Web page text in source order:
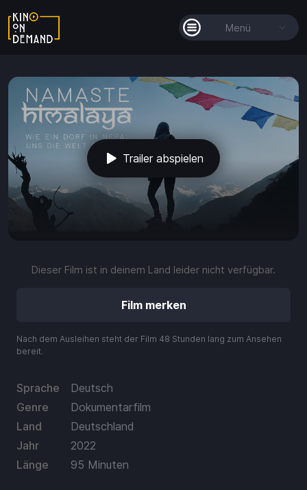
Menü
Alle Filme
Filmkollektionen
Guthaben
Einlösen
play_arrow 0:00 / 2:32 volume_up
Trailer abspielen
Dieser Film ist in deinem Land leider nicht verfügbar.
Nach dem Ausleihen steht der Film 48 Stunden lang zum Ansehen
bereit.
Sprache
Deutsch
Genre
Dokumentarfilm
Land
Deutschland
Jahr
2022
Länge
95 Minuten